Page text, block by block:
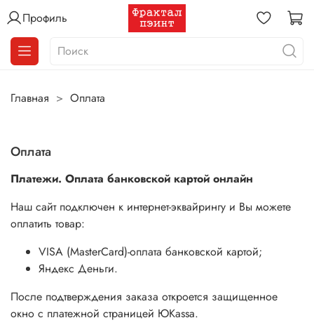
Профиль
Главная Оплата
Оплата
Платежи. Оплата банковской картой онлайн
Наш сайт подключен к интернет-эквайрингу и Вы можете
оплатить товар:
VISA (MasterCard)-оплата банковской картой;
Яндекс Деньги.
После подтверждения заказа откроется защищенное
окно с платежной страницей ЮKassa.